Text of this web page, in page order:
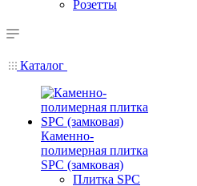
Розетты
Каталог
Каменно-
полимерная плитка
SPC (замковая)
Плитка SPC